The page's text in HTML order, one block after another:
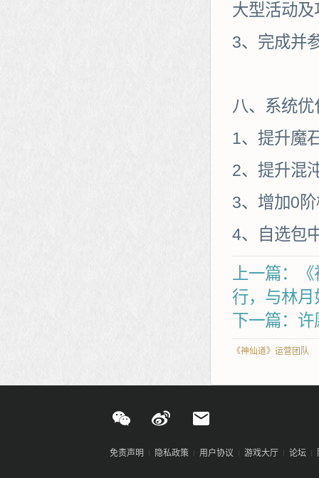
大型活动及
3、完成并
八、系统优
1、提升魔
2、提升混
3、增加0
4、自选包
上一篇：
行，与林
下一篇：
《神仙道》运营团队
免责声明 隐私政策 用户协议 游戏大厅 论坛